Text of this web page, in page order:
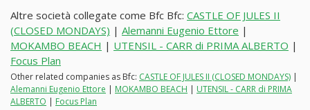
Altre società collegate come Bfc Bfc: CASTLE OF JULES II
(CLOSED MONDAYS) | Alemanni Eugenio Ettore |
MOKAMBO BEACH | UTENSIL - CARR di PRIMA ALBERTO |
Focus Plan
Other related companies as Bfc: CASTLE OF JULES II (CLOSED MONDAYS) |
Alemanni Eugenio Ettore | MOKAMBO BEACH | UTENSIL - CARR di PRIMA
ALBERTO | Focus Plan